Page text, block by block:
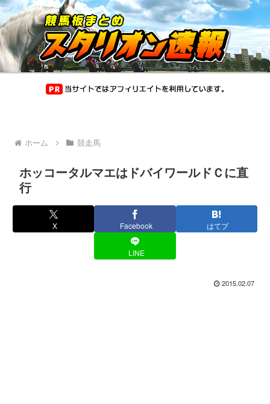
ホーム 競走馬
ホッコータルマエはドバイワールドＣに直
行
X Facebook はてブ
LINE
2015.02.07